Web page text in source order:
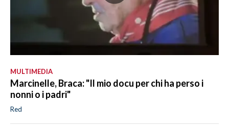
MULTIMEDIA
Marcinelle, Braca: "Il mio docu per chi ha perso i
nonni o i padri"
Red